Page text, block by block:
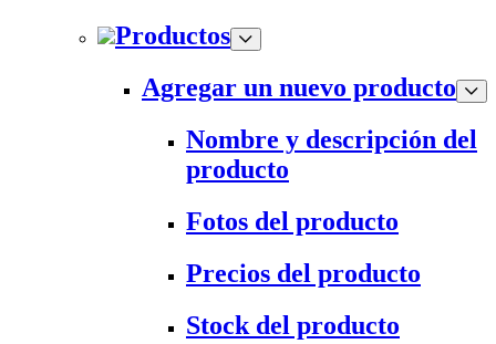
Productos
Agregar un nuevo producto
Nombre y descripción del
producto
Fotos del producto
Precios del producto
Stock del producto